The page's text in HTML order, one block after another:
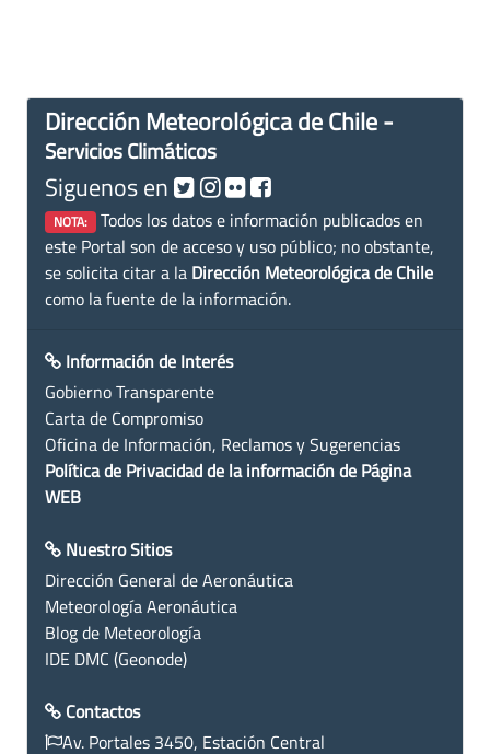
Dirección Meteorológica de Chile -
Servicios Climáticos
Siguenos en
NOTA: Todos los datos e información publicados en
este Portal son de acceso y uso público; no obstante,
se solicita citar a la Dirección Meteorológica de Chile
como la fuente de la información.
Información de Interés
Gobierno Transparente
Carta de Compromiso
Oficina de Información, Reclamos y Sugerencias
Política de Privacidad de la información de Página
WEB
Nuestro Sitios
Dirección General de Aeronáutica
Meteorología Aeronáutica
Blog de Meteorología
IDE DMC (Geonode)
Contactos
Av. Portales 3450, Estación Central